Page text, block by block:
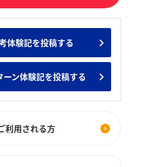
みんなのインターン人気企業ランキ
体験記を投稿する
ーン体験記を投稿する
利用される方